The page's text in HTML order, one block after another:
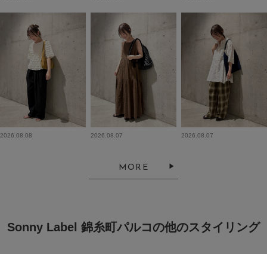
2026.08.08 2026.08.07 2026.08.07
MORE
Sonny Label 錦糸町パルコの他のスタイリング